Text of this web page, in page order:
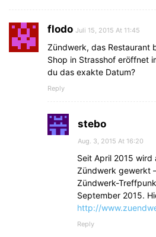
flodo Juli 15, 2015 At 11:45
Zündwerk, das Restaurant
Shop in Strasshof eröffnet
du das exakte Datum?
Reply
stebo
Aug. 3, 2015 At 16:20
Seit April 2015
Zündwerk gewerkt
Zündwerk-
September 2015.
http://
Reply